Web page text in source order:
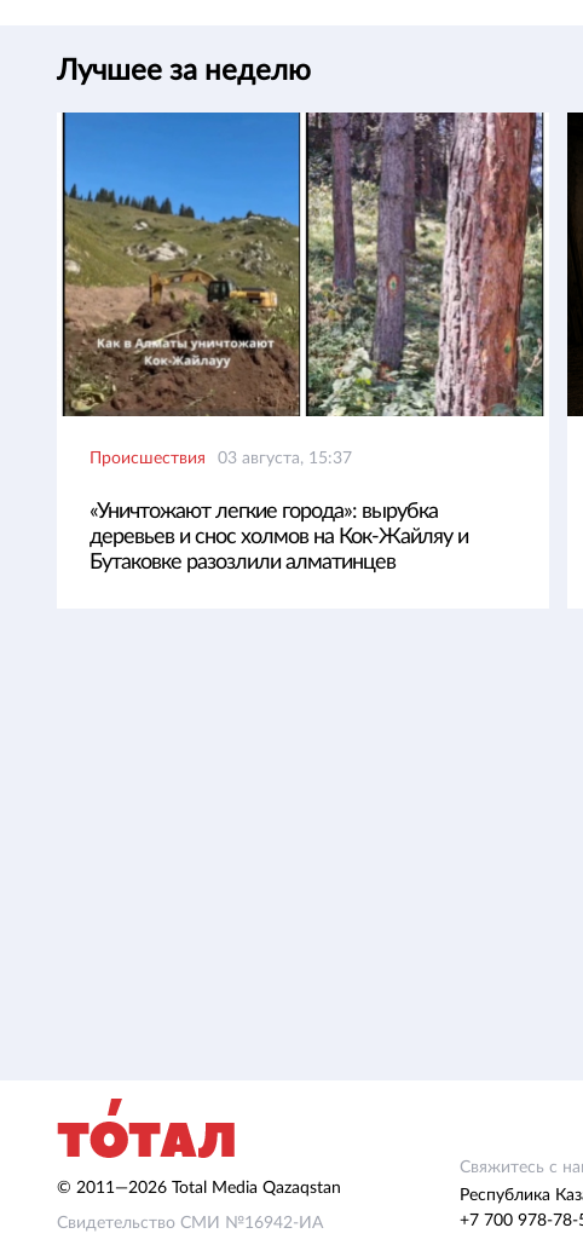
Лучшее за неделю
Происшествия 03 августа, 15:37
«Уничтожают легкие города»: вырубка
деревьев и снос холмов на Кок-Жайляу и
Бутаковке разозлили алматинцев
© 2011—2026 Total Media Qazaqstan
Свидетельство СМИ №16942-ИА
Свяжитесь с
Республика
+7 700 978-78-